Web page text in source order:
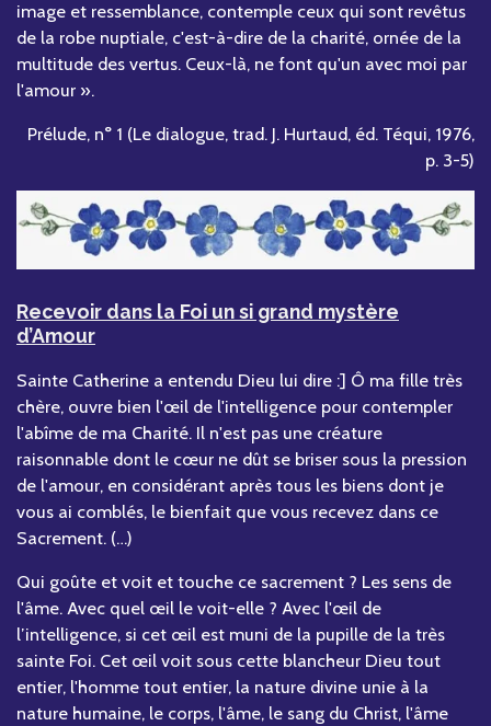
image et ressemblance, contemple ceux qui sont revêtus
de la robe nuptiale, c'est-à-dire de la charité, ornée de la
multitude des vertus. Ceux-là, ne font qu'un avec moi par
l'amour ».
Prélude, n° 1 (Le dialogue, trad. J. Hurtaud, éd. Téqui, 1976,
p. 3-5)
Recevoir dans la Foi un si grand mystère
d’Amour
Sainte Catherine a entendu Dieu lui dire :] Ô ma fille très
chère, ouvre bien l'œil de l'intelligence pour contempler
l'abîme de ma Charité. Il n'est pas une créature
raisonnable dont le cœur ne dût se briser sous la pression
de l'amour, en considérant après tous les biens dont je
vous ai comblés, le bienfait que vous recevez dans ce
Sacrement. (…)
Qui goûte et voit et touche ce sacrement ? Les sens de
l'âme. Avec quel œil le voit-elle ? Avec l'œil de
l’intelligence, si cet œil est muni de la pupille de la très
sainte Foi. Cet œil voit sous cette blancheur Dieu tout
entier, l'homme tout entier, la nature divine unie à la
nature humaine, le corps, l'âme, le sang du Christ, l'âme